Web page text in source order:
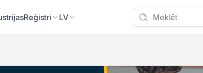
Reģistri LV